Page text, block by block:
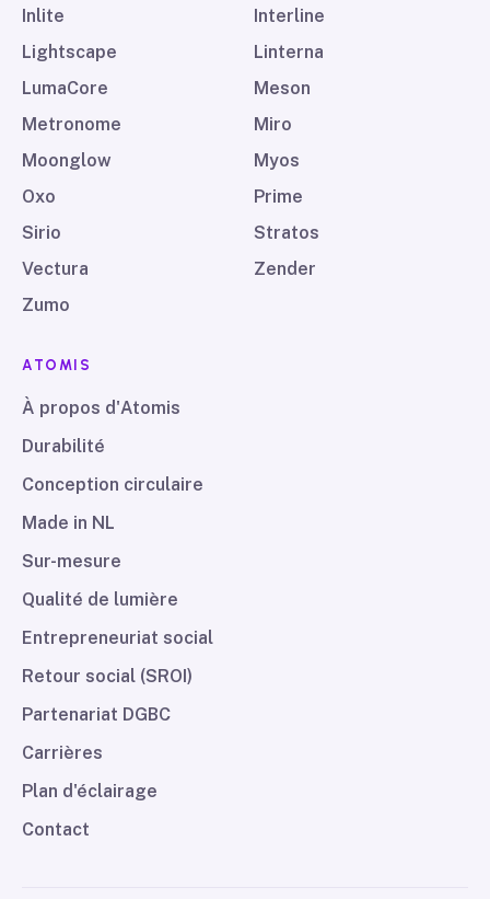
Inlite
Interline
Lightscape
Linterna
LumaCore
Meson
Metronome
Miro
Moonglow
Myos
Oxo
Prime
Sirio
Stratos
Vectura
Zender
Zumo
ATOMIS
À propos d'Atomis
Durabilité
Conception circulaire
Made in NL
Sur-mesure
Qualité de lumière
Entrepreneuriat social
Retour social (SROI)
Partenariat DGBC
Carrières
Plan d'éclairage
Contact